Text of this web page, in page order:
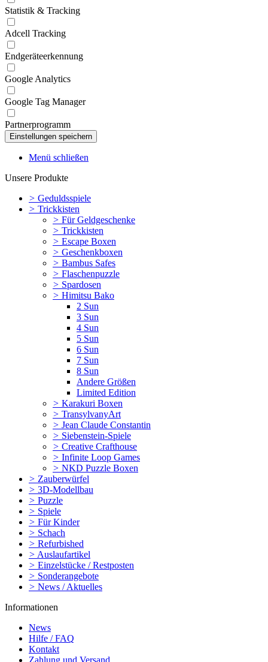
Statistik & Tracking
Adcell Tracking
Endgeräteerkennung
Google Analytics
Google Tag Manager
Partnerprogramm
Menü schließen
Unsere Produkte
> Geduldsspiele
> Trickkisten
> Für Geldgeschenke
> Trickkisten
> Escape Boxen
> Geschenkboxen
> Bambus Safes
> Flaschenpuzzle
> Spardosen
> Himitsu Bako
2 Sun
3 Sun
4 Sun
5 Sun
6 Sun
7 Sun
8 Sun
Andere Größen
Limited Edition
> Karakuri Boxen
> TransylvanyArt
> Jean Claude Constantin
> Siebenstein-Spiele
> Creative Crafthouse
> Infinite Loop Games
> NKD Puzzle Boxen
> Zauberwürfel
> 3D-Modellbau
> Puzzle
> Spiele
> Für Kinder
> Schach
> Refurbished
> Auslaufartikel
> Einzelstücke / Restposten
> Sonderangebote
> News / Aktuelles
Informationen
News
Hilfe / FAQ
Kontakt
Zahlung und Versand